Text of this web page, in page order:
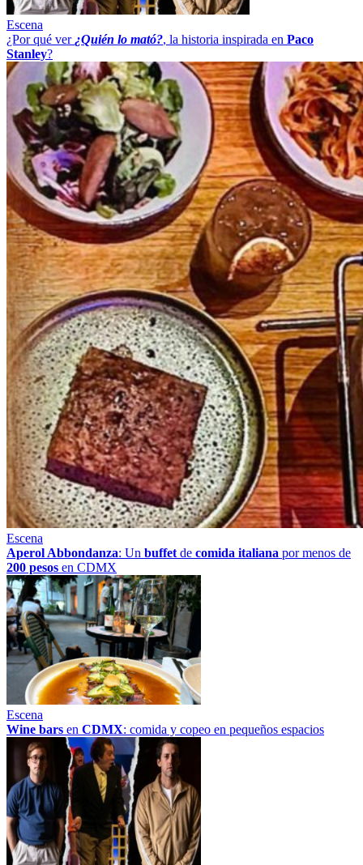
Escena
¿Por qué ver ¿Quién lo mató?, la historia inspirada en Paco
Stanley?
Escena
Aperol Abbondanza: Un buffet de comida italiana por menos de
200 pesos en CDMX
Escena
Wine bars en CDMX: comida y copeo en pequeños espacios